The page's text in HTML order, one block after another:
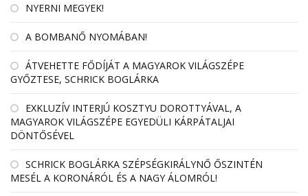
NYERNI MEGYEK!
A BOMBANŐ NYOMÁBAN!
ÁTVEHETTE FŐDÍJÁT A MAGYAROK VILÁGSZÉPE
GYŐZTESE, SCHRICK BOGLÁRKA
EXKLUZÍV INTERJÚ KOSZTYU DOROTTYÁVAL, A
MAGYAROK VILÁGSZÉPE EGYEDÜLI KÁRPÁTALJAI
DÖNTŐSÉVEL
SCHRICK BOGLÁRKA SZÉPSÉGKIRÁLYNŐ ŐSZINTÉN
MESÉL A KORONÁRÓL ÉS A NAGY ÁLOMRÓL!